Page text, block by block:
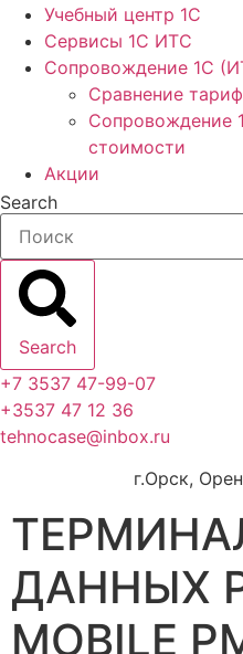
Учебный центр 1C
Сервисы 1C ИТС
Сопровождение 1С
Сравнение
Сопровождение
стоимости
Акции
Search
Search
+7 3537 47-99-07
+3537 47 12 36
tehnocase@inbox.ru
г.Орск,
ДАННЫХ
MOBILE